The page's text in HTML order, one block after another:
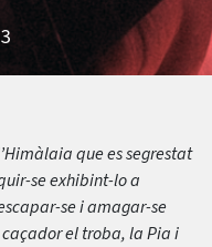
que es segrestat
se exhibint-lo a
se i amagar-se
caçador el troba, la Pia i